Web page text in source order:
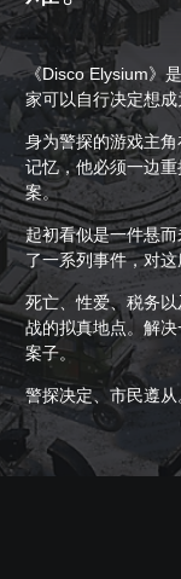
《Disco Elysium》
家可以自行决定想成
身为警探的游戏主
记忆，他必须一边
案。
起初看似是一件悬
了一系列事件，对
死亡、性爱、税务
战的拟真地点。解
案子。
警探决定、市民遵从